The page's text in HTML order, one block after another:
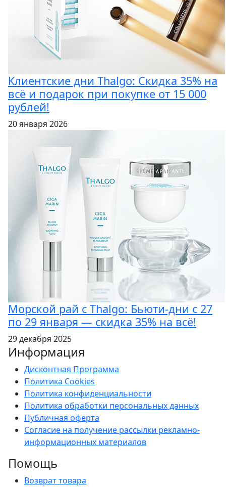
Клиентские дни Thalgo: Скидка 35% на
всё и подарок при покупке от 15 000
рублей!
20 января 2026
Морской рай с Thalgo: Бьюти-дни с 27
по 29 января — скидка 35% на всё!
29 декабря 2025
Информация
Дисконтная Программа
Политика Cookies
Политика конфиденциальности
Политика обработки персональных данных
Публичная оферта
Согласие на получение рассылки рекламно-
информационных материалов
Помощь
Возврат товара